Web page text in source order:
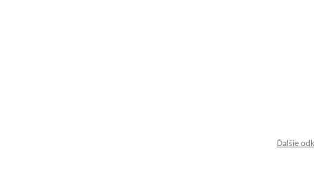
Ďalšie